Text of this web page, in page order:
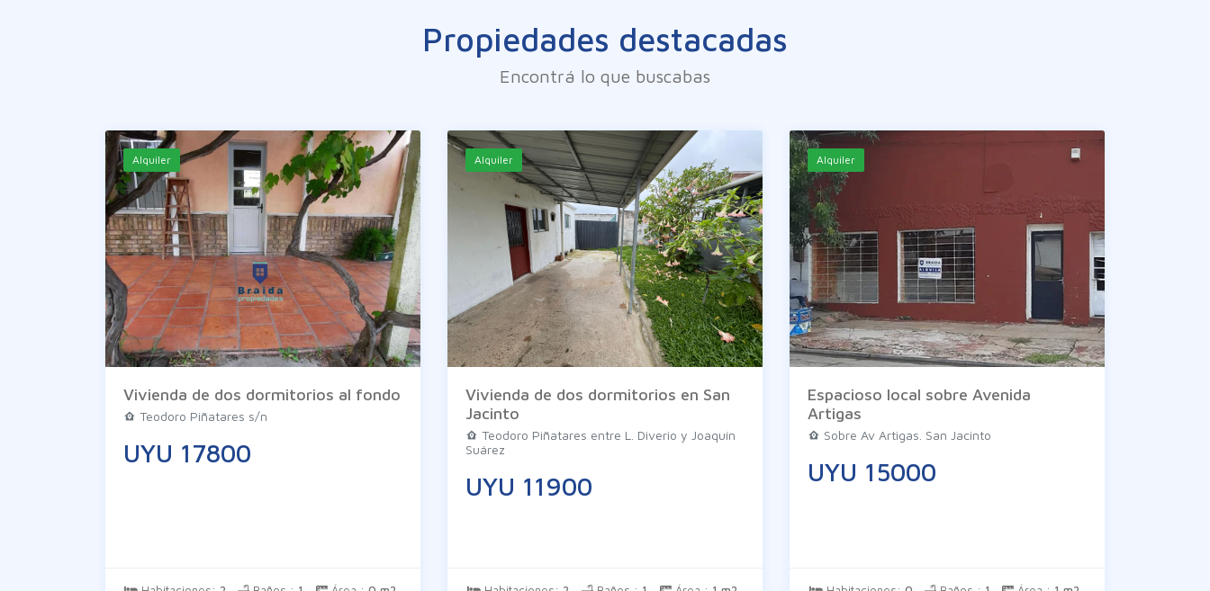
Propiedades destacadas
Encontrá lo que buscabas
Alquiler
Vivienda de dos dormitorios al fondo
Teodoro Piñatares s/n
UYU 17800
Alquiler
Vivienda de dos dormitorios en San
Jacinto
Teodoro Piñatares entre L. Diverio y Joaquín
Suárez
UYU 11900
Alquiler
Espacioso local sobre Avenida
Artigas
Sobre Av Artigas. San Jacinto
UYU 15000